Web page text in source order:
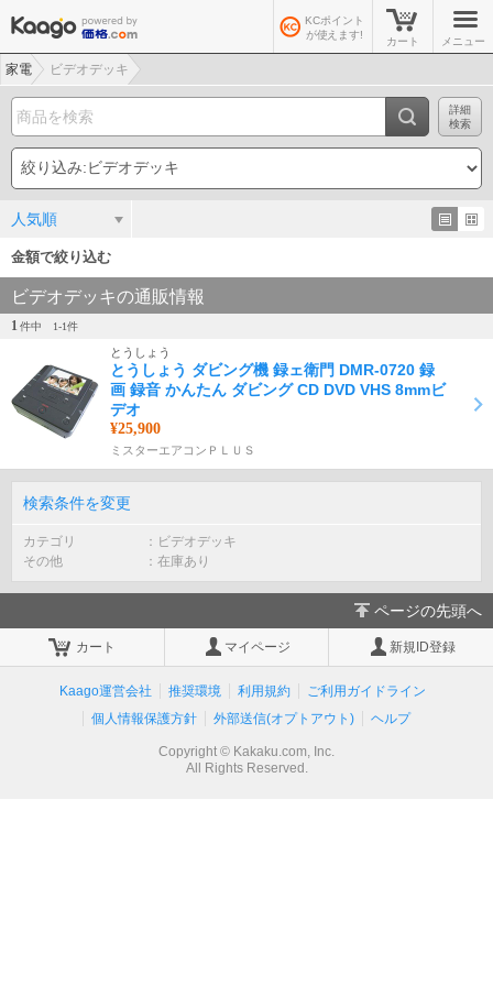
KCポイント
が使えます!
カート メニュー
家電 ビデオデッキ
詳細
検索
人気順
金額で絞り込む
ビデオデッキの通販情報
1件中 1-1件
とうしょう
とうしょう ダビング機 録ェ衛門 DMR-0720 録
画 録音 かんたん ダビング CD DVD VHS 8mmビ
デオ
¥25,900
ミスターエアコンＰＬＵＳ
検索条件を変更
カテゴリ
ビデオデッキ
その他
在庫あり
ページの先頭へ
カート マイページ 新規ID登録
Kaago運営会社 推奨環境 利用規約
ご利用ガイドライン
個人情報保護方針
外部送信(オプトアウト) ヘルプ
Copyright © Kakaku.com, Inc.
All Rights Reserved.